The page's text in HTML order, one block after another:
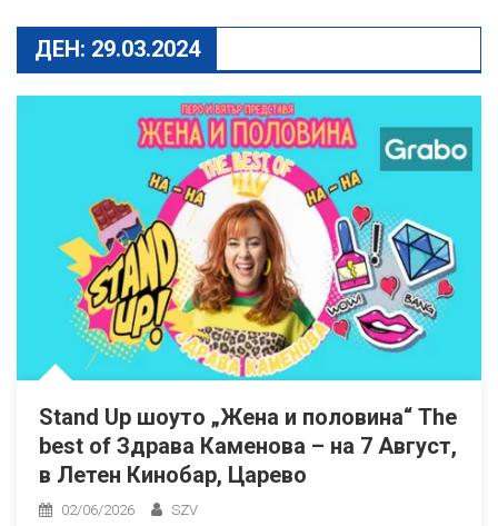
ДЕН: 29.03.2024
Stand Up шоуто „Жена и половина“ The
best of Здрава Каменова – на 7 Август,
в Летен Кинобар, Царево
02/06/2026 SZV